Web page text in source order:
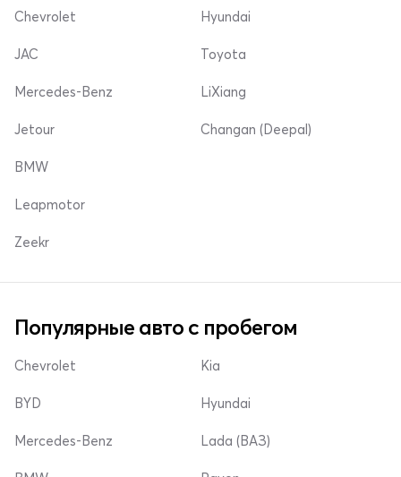
Chevrolet Hyundai
JAC
Mercedes-Benz
Jetour
Toyota
LiXiang
Changan (Deepal)
BMW
Leapmotor
Zeekr
Популярные авто с пробегом
Chevrolet
BYD
Mercedes-Benz
Kia
Hyundai
Lada (ВАЗ)